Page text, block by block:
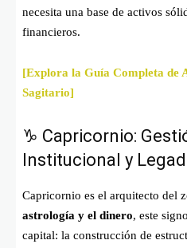
necesita una base de activos
financieros.
[Explora la Guía Completa de
Sagitario]
♑ Capricornio:
Institucional y
Capricornio es el arquitecto del
astrología y el dinero, este
capital: la construcción de